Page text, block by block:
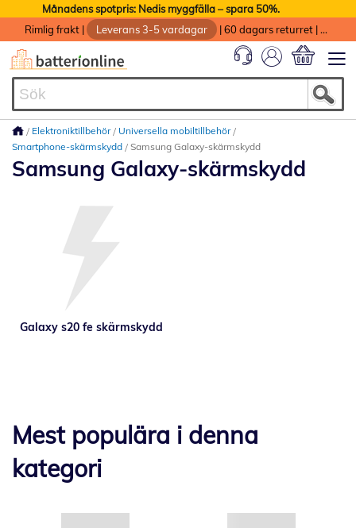
Månadens spotpris: Nedis myggfälla – spara 50%.
Rimlig frakt | Leverans 3-5 vardagar |60 dagars returret |
Elektroniktillbehör
Universella mobiltillbehör
Smartphone-skärmskydd
Samsung Galaxy-skärmskydd
Samsung Galaxy-skärmskydd
Galaxy s20 fe skärmskydd
Mest populära i denna
kategori